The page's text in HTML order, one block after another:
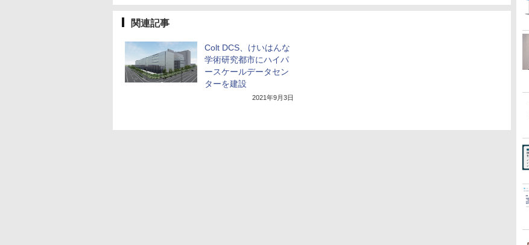
関連記事
Colt DCS、けいはんな
学術研究都市にハイパ
ースケールデータセン
ターを建設
2021年9月3日